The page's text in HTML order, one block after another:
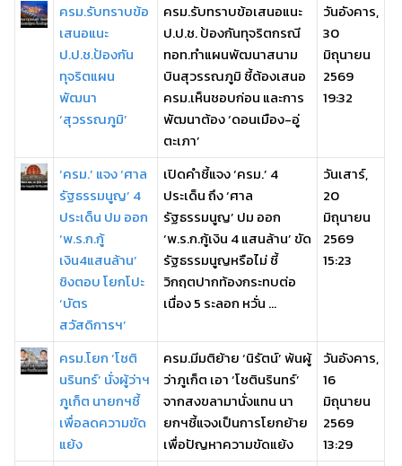
ครม.รับทราบข้อ
เสนอแนะ
ป.ป.ช.ป้องกัน
ทุจริตแผน
พัฒนา
‘สุวรรณภูมิ’
ครม.รับทราบข้อเสนอแนะ
ป.ป.ช. ป้องกันทุจริตกรณี
ทอท.ทำแผนพัฒนาสนาม
บินสุวรรณภูมิ ชี้ต้องเสนอ
ครม.เห็นชอบก่อน และการ
พัฒนาต้อง ‘ดอนเมือง-อู่
ตะเภา’
วันอังคาร,
30
มิถุนายน
2569
19:32
‘ครม.’ แจง ‘ศาล
รัฐธรรมนูญ’ 4
ประเด็น ปม ออก
‘พ.ร.ก.กู้
เงิน4แสนล้าน’
ชิงตอบ โยกโปะ
‘บัตร
สวัสดิการฯ’
เปิดคำชี้แจง ‘ครม.’ 4
ประเด็น ถึง ‘ศาล
รัฐธรรมนูญ’ ปม ออก
‘พ.ร.ก.กู้เงิน 4 แสนล้าน’ ขัด
รัฐธรรมนูญหรือไม่ ชี้
วิกฤตปากท้องกระทบต่อ
เนื่อง 5 ระลอก หวั่น ...
วันเสาร์,
20
มิถุนายน
2569
15:23
ครม.โยก ‘โชติ
นรินทร์’ นั่งผู้ว่าฯ
ภูเก็ต นายกฯชี้
เพื่อลดความขัด
แย้ง
ครม.มีมติย้าย ‘นิรัตน์’ พ้นผู้
ว่าภูเก็ต เอา ‘โชตินรินทร์’
จากสงขลามานั่งแทน นา
ยกฯชี้แจงเป็นการโยกย้าย
เพื่อปัญหาความขัดแย้ง
วันอังคาร,
16
มิถุนายน
2569
13:29